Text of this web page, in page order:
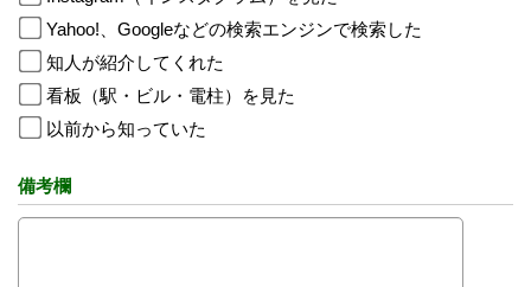
Yahoo!、Googleなどの検索エンジンで検索した
知人が紹介してくれた
看板（駅・ビル・電柱）を見た
以前から知っていた
備考欄